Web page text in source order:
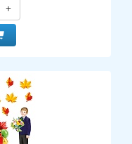
+